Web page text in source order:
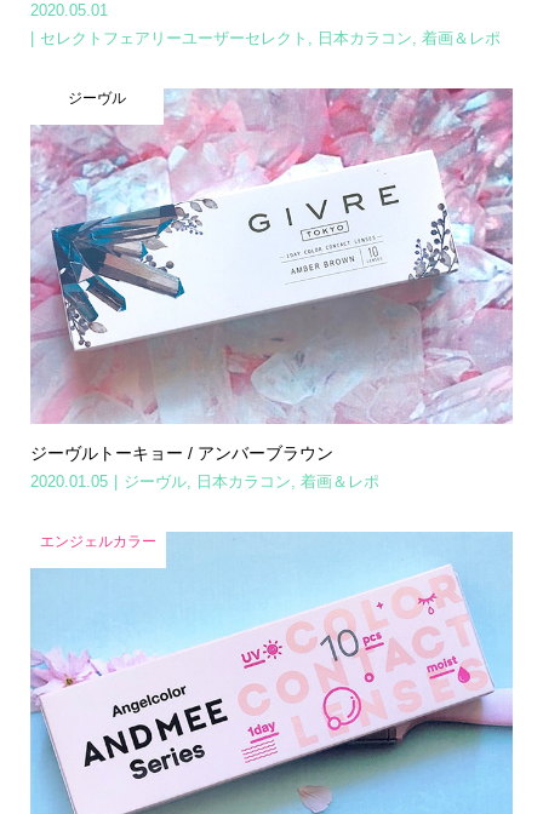
2020.05.01
セレクトフェアリーユーザーセレクト , 日本カラコン, 着画＆レポ
ジーヴル
ジーヴルトーキョー / アンバーブラウン
2020.01.05 ジーヴル, 日本カラコン, 着画＆レポ
エンジェルカラー